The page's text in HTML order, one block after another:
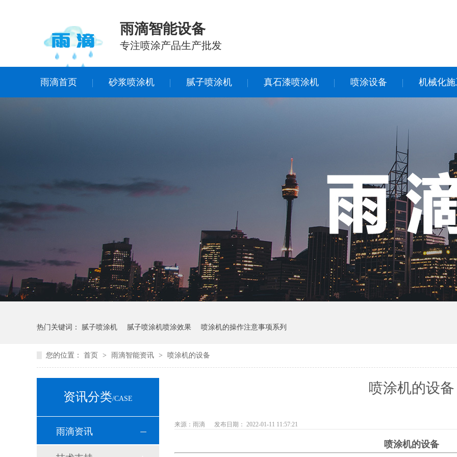
雨滴智能设备
专注喷涂产品生产批发
雨滴首页 砂浆喷涂机 腻子喷涂机 真石漆喷涂机 喷涂设备 机械化
热门关键词： 腻子喷涂机 腻子喷涂机喷涂效果 喷涂机的操作注意事项系列
您的位置： 首页 > 雨滴智能资讯 > 喷涂机的设备
喷涂机的设备
来源：雨滴 发布日期： 2022-01-11 11:57:21
喷涂机的设备
资讯分类/CASE
雨滴资讯